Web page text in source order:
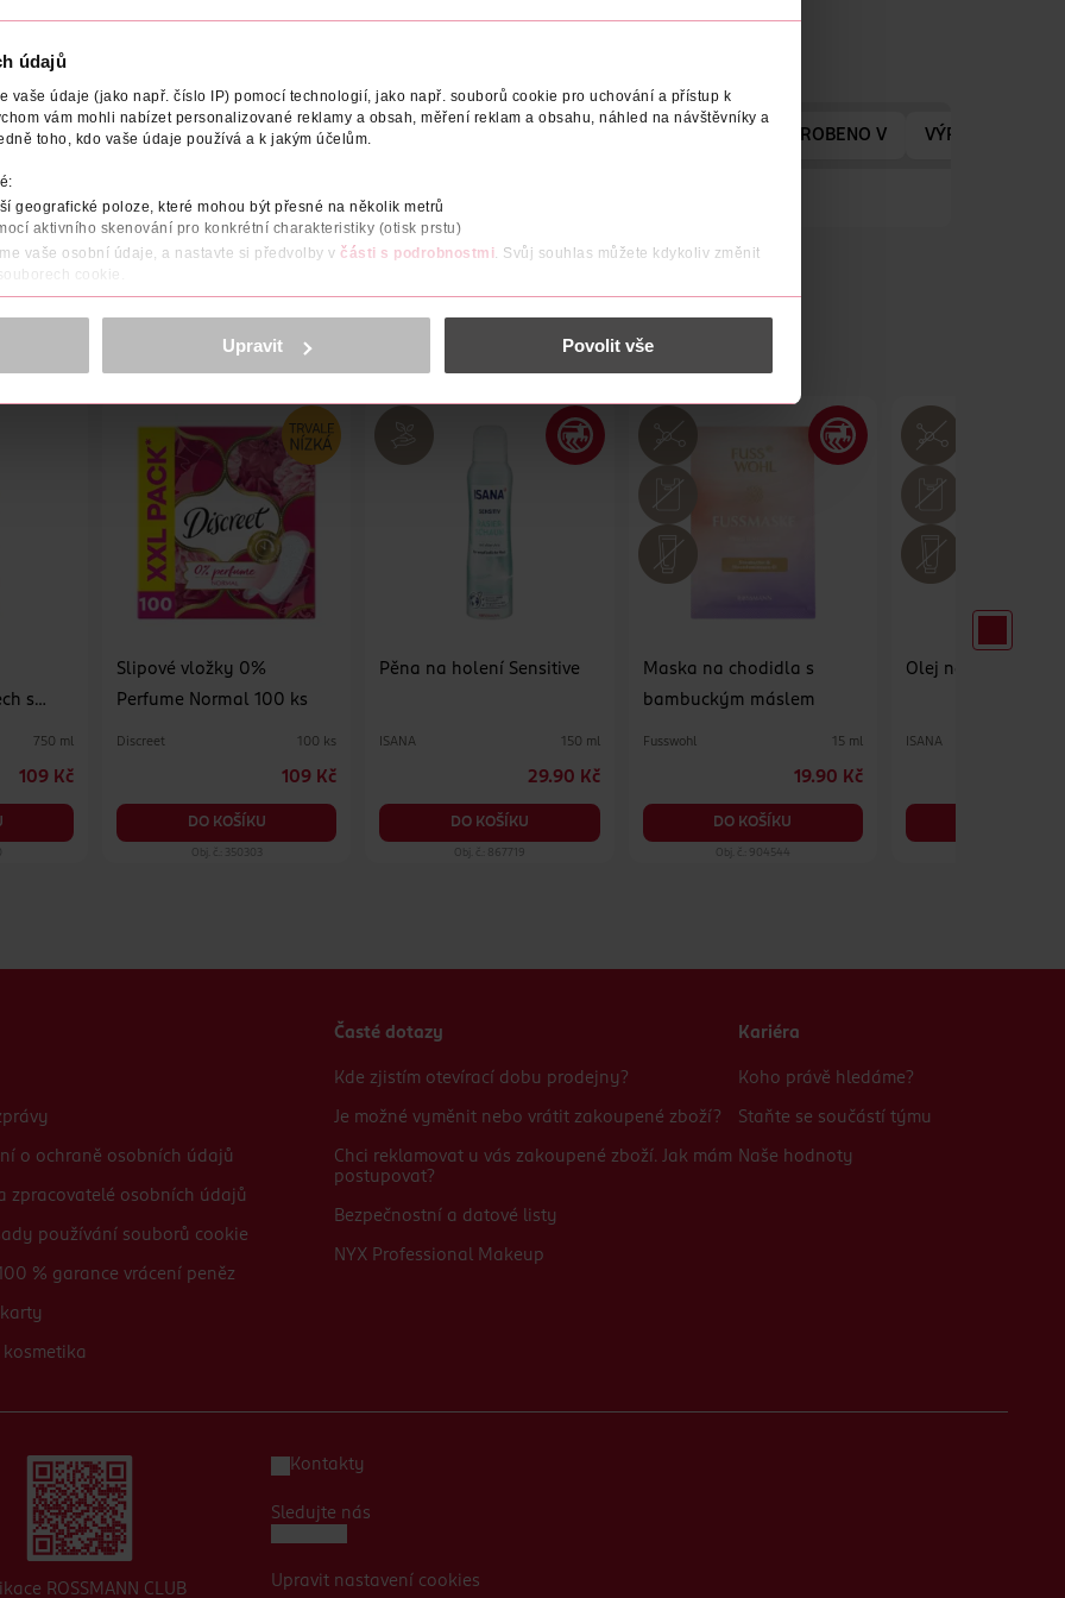
údajů
vaše údaje (jako např. číslo IP) pomocí technologií, jako např. souborů cookie pro uchování a přístup k
vám mohli nabízet personalizované reklamy a obsah, měření reklam a obsahu, náhled na návštěvníky a
toho, kdo vaše údaje používá a k jakým účelům.
geografické poloze, které mohou být přesné na několik metrů
aktivního skenování pro konkrétní charakteristiky (otisk prstu)
vaše osobní údaje, a nastavte si předvolby v části s podrobnostmi . Svůj souhlas můžete kdykoliv změnit
cookie.
a reklam, funkcí sociálních médií, analýze návštěvnosti, které mohou nést osobní údaje.
osobních údajů.
<
Upravit Povolit vše
UPOZORNĚNÍ SÍLA MENSTRUACE VYROBENO V VÝROBCE/
s křidélky, Normal (pro střední výtok), jemný povrch.
s
750 ml
109 Kč
Slipové vložky 0%
Perfume Normal 100 ks
Discreet 100 ks
109 Kč
DO KOŠÍKU
Pěna na holení Sensitive
ISANA 150 ml
29.90 Kč
DO KOŠÍKU
Obj. č.: 867719
Maska na chodidla s
bambuckým máslem
Fusswohl 15 ml
19.90 Kč
DO KOŠÍKU
Obj. č.: 904544
Olej na holení
ISANA
o ochraně osobních údajů
zpracovatelé osobních údajů
používání souborů cookie
% garance vrácení peněz
kosmetika
Časté dotazy
Kde zjistím otevírací dobu prodejny?
Je možné vyměnit nebo vrátit zakoupené zboží?
Chci reklamovat u vás zakoupené zboží. Jak mám
postupovat?
Bezpečnostní a datové listy
NYX Professional Makeup
Kariéra
Koho právě hledáme?
Staňte se součástí týmu
Naše hodnoty
ROSSMANN CLUB
Kontakty
Sledujte nás
Upravit nastavení cookies